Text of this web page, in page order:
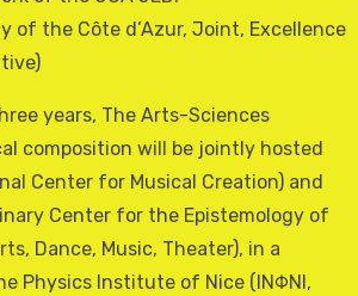
of the Côte d’Azur, Joint, Excellence
years, The Arts-Sciences
composition will be jointly hosted
Center for Musical Creation) and
Center for the Epistemology of
Dance, Music, Theater), in a
Physics Institute of Nice (INΦNI,